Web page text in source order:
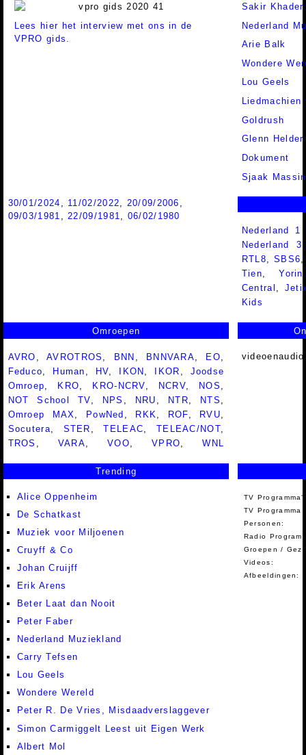
Lees hier het interview met ons in de
VPRO gids.
Sakir Khader
Nederland
Arie Balk
Wondere
Lou Geels
Liedmachien
Goldrush
Glenn Helder
Dokument
Sjaak
30/01/2024 11/02/2022 20/09/2006
09/03/1981
22/09/1981
06/02/1980
Nederland
Nederland
RTL8,SBS6
Tien,Yorin
Central ,
Kids
Omroepen
AVRO ,AVROTROS BNN BNNVARA EO
Feduco
Human HV IKON IKOR
Joodse
Omroep
KRO KRO-NCRV NCRV NOS
NOT School TV
NPS NRU NTR NTS
Omroep MAX
PowNed RKK ROF RVU
Socutera
STER ,TELEAC TELEAC/NOT
TROS
VARA ,VOO ,VPRO ,WNL
Trending
Alice Oppenheim
De Schatkast
Muziek voor Miljoenen
Cruyff & Co
Johan Cruijff
Erik Arens
Beter Laat dan Nooit
Peter Faber
Nederland Muziekland
Carry Tefsen
Lou Geels
Wondere Wereld
Peter R. De Vries, Misdaadverslaggever
Simon Carmiggelt Leest uit Eigen Werk
Albert Mol
TV
TV Programma
Personen:
Radio
Groepen /
Videos:
Afbeeldingen: